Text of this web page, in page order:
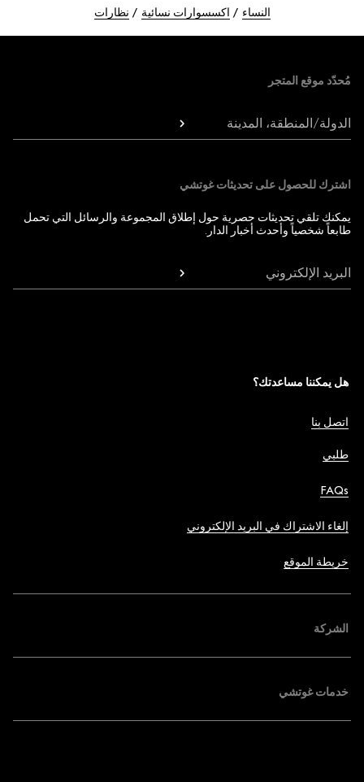
النساء اكسسوارات نسائية نظارات
مُحدّد موقع المتجر
الدولة/المنطقة، المدينة
اشترك للحصول على تحديثات غوتشي
يمكنك تلقي تحديثات حصرية حول إطلاق المجموعة والرسائل التي تحمل
طابعاً شخصياً وأحدث أخبار الدار.
البريد الإلكتروني
هل يمكننا مساعدتك؟
اتصل بنا
طلبي
FAQs
إلغاء الاشتراك في البريد الإلكتروني
خريطة الموقع
الشركة
خدمات غوتشي